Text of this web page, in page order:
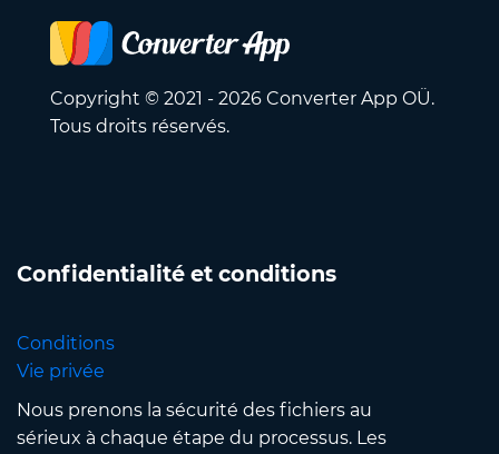
Copyright © 2021 - 2026 Converter App OÜ.
Tous droits réservés.
Confidentialité et conditions
Conditions
Vie privée
Nous prenons la sécurité des fichiers au
sérieux à chaque étape du processus. Les